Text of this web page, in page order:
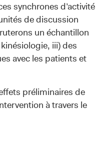
synchrones d’activité
de discussion
un échantillon
iii) des
avec les patients et
préliminaires de
à travers le